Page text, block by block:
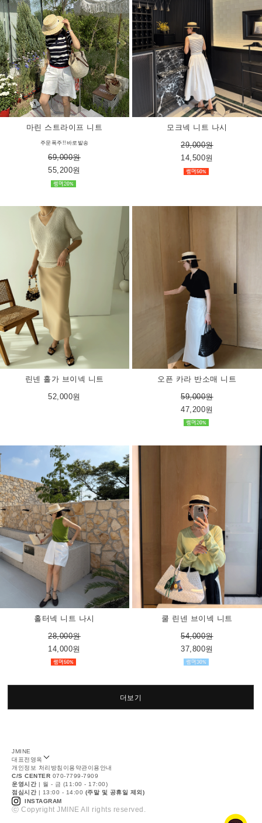
마린 스트라이프 니트
주문폭주!!바로발송
69,000원
55,200원
모크넥 니트 나시
29,000원
14,500원
린넨 홀가 브이넥 니트
52,000원
오픈 카라 반소매 니트
59,000원
47,200원
홀터넥 니트 나시
28,000원
14,000원
쿨 린넨 브이넥 니트
54,000원
37,800원
더보기
JMINE
대표전영옥
개인정보 처리방침 이용약관이용안내
C/S CENTER 070-7799-7909
운영시간 | 월 - 금 (11:00 - 17:00)
점심시간 | 13:00 - 14:00 (주말 및 공휴일 제외)
INSTAGRAM
ⓒ Copyright JMINE All rights reserved.